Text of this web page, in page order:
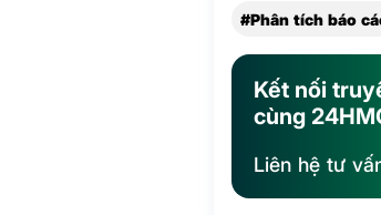
#Phân tích báo
Kết nối
cùng
Liên hệ tư